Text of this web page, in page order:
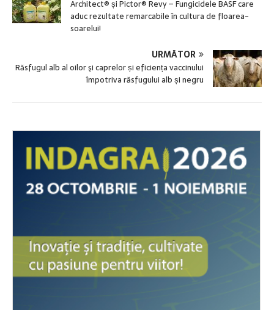
Architect® și Pictor® Revy – Fungicidele BASF care
aduc rezultate remarcabile în cultura de floarea-
soarelui!
URMĂTOR
Răsfugul alb al oilor şi caprelor și eficiența vaccinului
împotriva răsfugului alb și negru